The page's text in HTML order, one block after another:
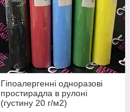
Гіпоалергенні одноразові
простирадла в рулоні
(густину 20 г/м2)